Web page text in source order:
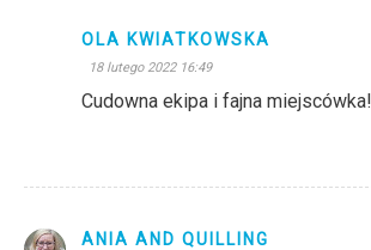
OLA KWIATKOWSKA
18 lutego 2022 16:49
Cudowna ekipa i fajna
ANIA AND QUILLING